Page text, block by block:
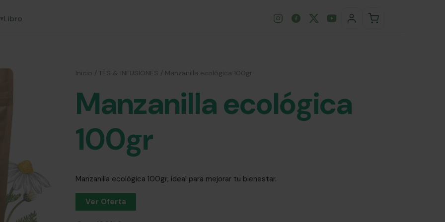
▾Libro
Inicio / TÉS & INFUSIONES / Manzanilla ecológica 100gr
Manzanilla ecológica
100gr
Manzanilla ecológica 100gr, ideal para mejorar tu bienestar.
Ver Oferta